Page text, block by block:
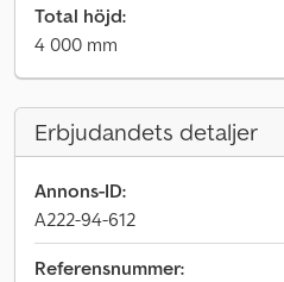
Total höjd:
4 000 mm
Erbjudandets detaljer
Annons-ID:
A222-94-612
Referensnummer: